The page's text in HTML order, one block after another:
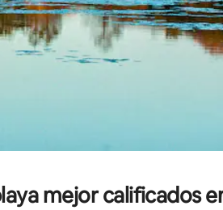
mejor calificados